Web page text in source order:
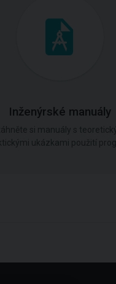
Inženýrské manuály